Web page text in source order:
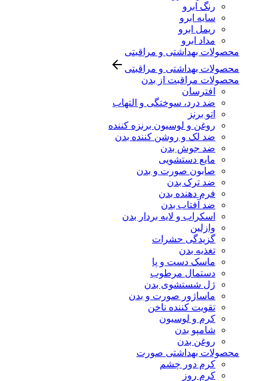
رنگ ابرو
سایه ابرو
ریمل ابرو
مداد ابرو
محصولات بهداشتی و مراقبتی
محصولات بهداشتی و مراقبتی
محصولات مراقبت از بدن
افترسان
ضد درد، سوختگی و التهاب
اتو برنز
روغن و لوسیون برنزه کننده
ضد لک و روشن کننده بدن
ضد جوش بدن
مایع دستشویی
صابون صورت و بدن
ضد ترک بدن
فرم دهنده بدن
ضد آفتاب بدن
اسکراب و لایه بردار بدن
وازلین
گزیدگی حشرات
تغذیه بدن
ماسک دست و پا
دستمال مرطوب
ژل شستشوی بدن
ماساژور صورت و بدن
تقویت کننده ناخن
کرم و لوسیون
شامپو بدن
روغن بدن
محصولات بهداشتی صورت
کرم دور چشم
کرم روز